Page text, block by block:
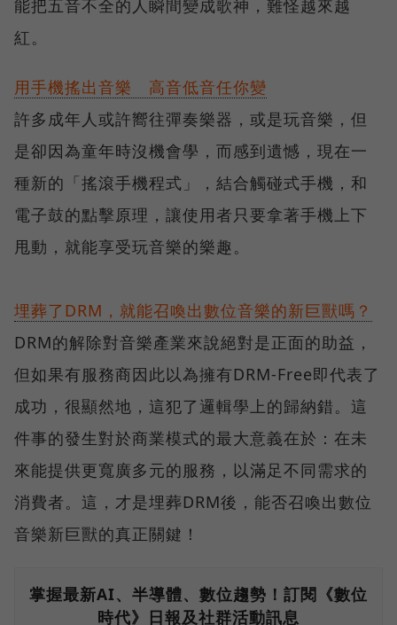
能把五音不全的人瞬間變成歌神，難怪越來越
紅。
用手機搖出音樂 高音低音任你變
許多成年人或許嚮往彈奏樂器，或是玩音樂，但
是卻因為童年時沒機會學，而感到遺憾，現在一
種新的「搖滾手機程式」，結合觸碰式手機，和
電子鼓的點擊原理，讓使用者只要拿著手機上下
甩動，就能享受玩音樂的樂趣。
埋葬了DRM，就能召喚出數位音樂的新巨獸嗎？
DRM的解除對音樂產業來說絕對是正面的助益，
但如果有服務商因此以為擁有DRM-Free即代表了
成功，很顯然地，這犯了邏輯學上的歸納錯。這
件事的發生對於商業模式的最大意義在於：在未
來能提供更寬廣多元的服務，以滿足不同需求的
消費者。這，才是埋葬DRM後，能否召喚出數位
音樂新巨獸的真正關鍵！
掌握最新AI、半導體、數位趨勢！訂閱《數位
時代》日報及社群活動訊息